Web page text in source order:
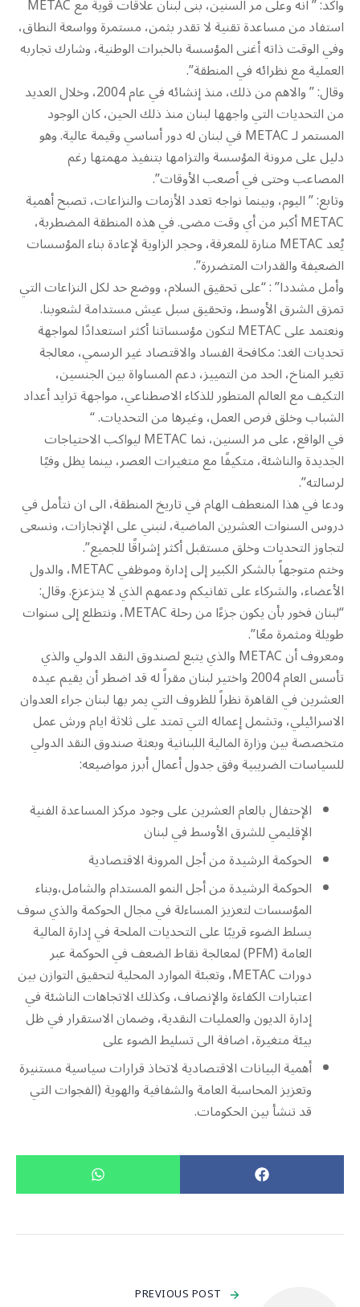
واكد: ” انه وعلى مر السنين، بنى لبنان علاقات قوية مع METAC
استفاد من مساعدة تقنية لا تقدر بثمن، مستمرة وواسعة النطاق،
وفي الوقت ذاته أغنى المؤسسة بالخبرات الوطنية، وشارك تجاربه
العملية مع نظرائه في المنطقة”.
وقال: ” والاهم من ذلك، منذ إنشائه في عام 2004، وخلال العديد
من التحديات التي واجهها لبنان منذ ذلك الحين، كان الوجود
المستمر لـ METAC في لبنان له دور أساسي وقيمة عالية. وهو
دليل على مرونة المؤسسة والتزامها بتنفيذ مهمتها رغم
المصاعب وحتى في أصعب الأوقات”.
وتابع: ” اليوم، وبينما نواجه تعدد الأزمات والنزاعات، تصبح أهمية
METAC أكبر من أي وقت مضى. في هذه المنطقة المضطربة،
يُعد METAC منارة للمعرفة، وحجر الزاوية لإعادة بناء المؤسسات
الضعيفة والقدرات المتضررة”.
وأمل مشددا” : “على تحقيق السلام، ووضع حد لكل النزاعات التي
تمزق الشرق الأوسط، وتحقيق سبل عيش مستدامة لشعوبنا.
ونعتمد على METAC لتكون مؤسساتنا أكثر استعدادًا لمواجهة
تحديات الغد: مكافحة الفساد والاقتصاد غير الرسمي، معالجة
تغير المناخ، الحد من التمييز، دعم المساواة بين الجنسين،
التكيف مع العالم المتطور للذكاء الاصطناعي، مواجهة تزايد أعداد
الشباب وخلق فرص العمل، وغيرها من التحديات. “
في الواقع، على مر السنين، نما METAC ليواكب الاحتياجات
الجديدة والناشئة، متكيفًا مع متغيرات العصر، بينما يظل وفيًا
لرسالته”.
ودعا في هذا المنعطف الهام في تاريخ المنطقة، الى ان نتأمل في
دروس السنوات العشرين الماضية، لنبني على الإنجازات، ونسعى
لتجاوز التحديات وخلق مستقبل أكثر إشراقًا للجميع”.
وختم متوجهاً بالشكر الكبير إلى إدارة وموظفي METAC، والدول
الأعضاء، والشركاء على تفانيكم ودعمهم الذي لا يتزعزع. وقال:
“لبنان فخور بأن يكون جزءًا من رحلة METAC، ونتطلع إلى سنوات
طويلة ومثمرة معًا”.
ومعروف أن METAC والذي يتبع لصندوق النقد الدولي والذي
تأسس العام 2004 واختير لبنان مقراً له قد اضطر أن يقيم عيده
العشرين في القاهرة نظراً للظروف التي يمر بها لبنان جراء العدوان
الاسرائيلي، وتشمل إعماله التي تمتد على ثلاثة ايام ورش عمل
متخصصة بين وزارة المالية اللبنانية وبعثة صندوق النقد الدولي
للسياسات الضريبية وفق جدول أعمال أبرز مواضيعه:
الإحتفال بالعام العشرين على وجود مركز المساعدة الفنية
الإقليمي للشرق الأوسط في لبنان
الحوكمة الرشيدة من أجل المرونة الاقتصادية
الحوكمة الرشيدة من أجل النمو المستدام والشامل،وبناء
المؤسسات لتعزيز المساءلة في مجال الحوكمة والذي سوف
يسلط الضوء قريبًا على التحديات الملحة في إدارة المالية
العامة (PFM) لمعالجة نقاط الضعف في الحوكمة عبر
دورات METAC، وتعبئة الموارد المحلية لتحقيق التوازن بين
اعتبارات الكفاءة والإنصاف، وكذلك الاتجاهات الناشئة في
إدارة الديون والعمليات النقدية، وضمان الاستقرار في ظل
بيئة متغيرة، اضافة الى تسليط الضوء على
أهمية البيانات الاقتصادية لاتخاذ قرارات سياسية مستنيرة
وتعزيز المحاسبة العامة والشفافية والهوية (الفجوات التي
قد تنشأ بين الحكومات.
PREVIOUS POST